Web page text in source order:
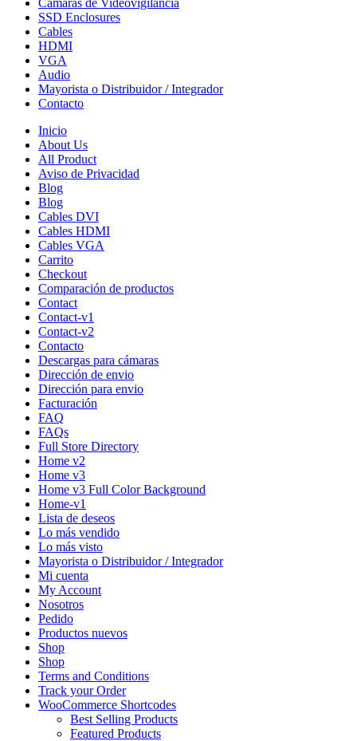
SSD Enclosures
Cables
HDMI
VGA
Audio
Mayorista o Distribuidor / Integrador
Contacto
Inicio
About Us
All Product
Aviso de Privacidad
Blog
Blog
Cables DVI
Cables HDMI
Cables VGA
Carrito
Checkout
Comparación de productos
Contact
Contact-v1
Contact-v2
Contacto
Descargas para cámaras
Dirección de envio
Dirección para envio
Facturación
FAQ
FAQs
Full Store Directory
Home v2
Home v3
Home v3 Full Color Background
Home-v1
Lista de deseos
Lo más vendido
Lo más visto
Mayorista o Distribuidor / Integrador
Mi cuenta
My Account
Nosotros
Pedido
Productos nuevos
Shop
Shop
Terms and Conditions
Track your Order
WooCommerce Shortcodes
Best Selling Products
Featured Products